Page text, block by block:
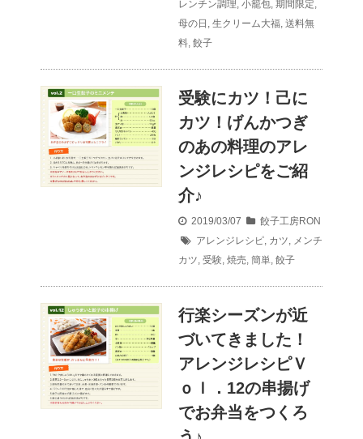
レンチン調理, 小籠包, 期間限定,
母の日 , 生クリーム大福, 送料無
料, 餃子
受験にカツ！己に
カツ！げんかつぎ
のあの料理のアレ
ンジレシピをご紹
介♪
2019/03/07
餃子工房RON
アレンジレシピ, カツ, メンチ
カツ, 受験, 焼売, 簡単, 餃子
行楽シーズンが近
づいてきました！
アレンジレシピＶ
ｏｌ．12の串揚げ
でお弁当をつくろ